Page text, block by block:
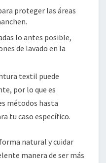
proteger las áreas
lo antes posible,
de lavado en la
textil puede
por lo que es
métodos hasta
tu caso específico.
natural y cuidar
manera de ser más